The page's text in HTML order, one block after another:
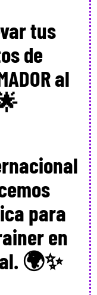
tus
de
al
para
en
🌍✨